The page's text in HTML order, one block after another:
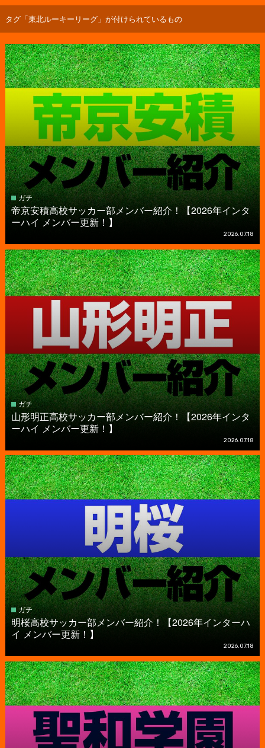
タグ「東北ルーキーリーグ」が付けられているもの
ガチ
帝京安積高校サッカー部メンバー紹介！【2026年インタ
ーハイ メンバー更新！】
2026.07.18
ガチ
山形明正高校サッカー部メンバー紹介！【2026年インタ
ーハイ メンバー更新！】
2026.07.18
ガチ
明桜高校サッカー部メンバー紹介！【2026年インターハ
イ メンバー更新！】
2026.07.18